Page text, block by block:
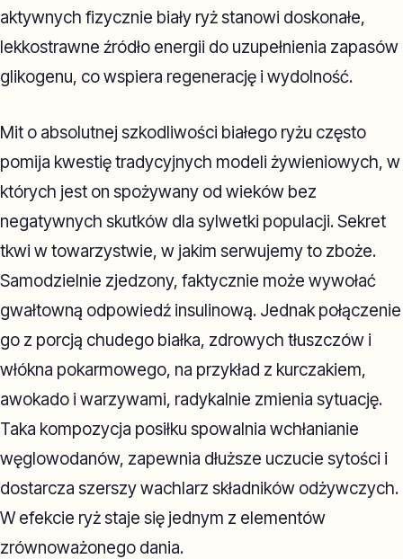
aktywnych fizycznie biały ryż stanowi doskonałe,
lekkostrawne źródło energii do uzupełnienia zapasów
glikogenu, co wspiera regenerację i wydolność.
Mit o absolutnej szkodliwości białego ryżu często
pomija kwestię tradycyjnych modeli żywieniowych, w
których jest on spożywany od wieków bez
negatywnych skutków dla sylwetki populacji. Sekret
tkwi w towarzystwie, w jakim serwujemy to zboże.
Samodzielnie zjedzony, faktycznie może wywołać
gwałtowną odpowiedź insulinową. Jednak połączenie
go z porcją chudego białka, zdrowych tłuszczów i
włókna pokarmowego, na przykład z kurczakiem,
awokado i warzywami, radykalnie zmienia sytuację.
Taka kompozycja posiłku spowalnia wchłanianie
węglowodanów, zapewnia dłuższe uczucie sytości i
dostarcza szerszy wachlarz składników odżywczych.
W efekcie ryż staje się jednym z elementów
zrównoważonego dania.